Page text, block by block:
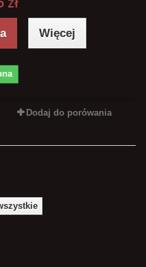
Więcej
Dodaj do porówania